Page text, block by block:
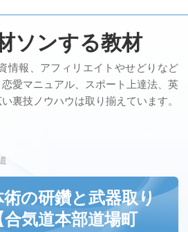
ソンする教材
情報、アフィリエイトやせどりなど
愛マニュアル、スポート上達法、英
裏技ノウハウは取り揃えています。
術の研鑽と武器取り
合気道本部道場町